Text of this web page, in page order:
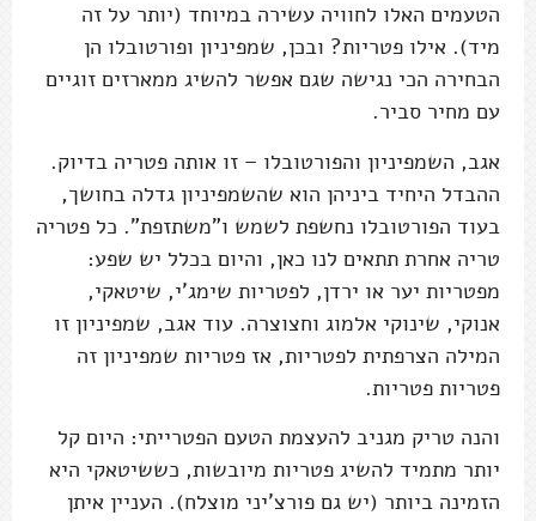
הטעמים האלו לחוויה עשירה במיוחד (יותר על זה
מיד). אילו פטריות? ובכן, שמפיניון ופורטובלו הן
הבחירה הכי נגישה שגם אפשר להשיג ממארזים זוגיים
עם מחיר סביר.
אגב, השמפיניון והפורטובלו – זו אותה פטריה בדיוק.
ההבדל היחיד ביניהן הוא שהשמפיניון גדלה בחושך,
בעוד הפורטובלו נחשפת לשמש ו"משתזפת". כל פטריה
טריה אחרת תתאים לנו כאן, והיום בכלל יש שפע:
מפטריות יער או ירדן, לפטריות שימג'י, שיטאקי,
אנוקי, שינוקי אלמוג וחצוצרה. עוד אגב, שמפיניון זו
המילה הצרפתית לפטריות, אז פטריות שמפיניון זה
פטריות פטריות.
והנה טריק מגניב להעצמת הטעם הפטרייתי: היום קל
יותר מתמיד להשיג פטריות מיובשות, כששיטאקי היא
הזמינה ביותר (יש גם פורצ'יני מוצלח). העניין איתן